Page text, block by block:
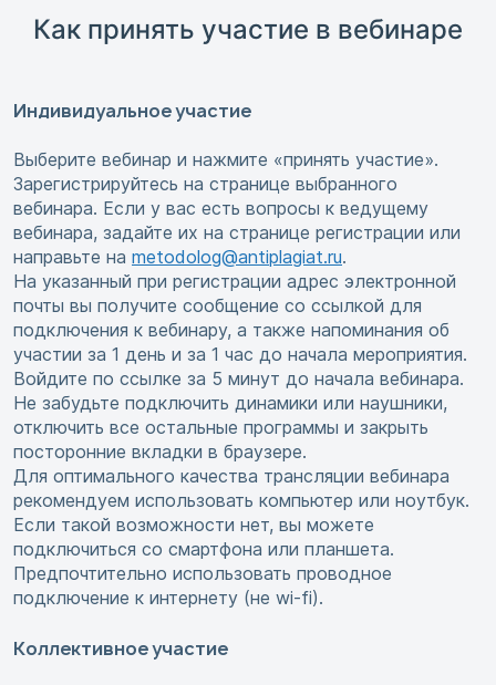
Как принять участие в вебинаре
Индивидуальное участие
Выберите вебинар и нажмите «принять участие».
Зарегистрируйтесь на странице выбранного
вебинара. Если у вас есть вопросы к ведущему
вебинара, задайте их на странице регистрации или
направьте на metodolog@antiplagiat.ru.
На указанный при регистрации адрес электронной
почты вы получите сообщение со ссылкой для
подключения к вебинару, а также напоминания об
участии за 1 день и за 1 час до начала мероприятия.
Войдите по ссылке за 5 минут до начала вебинара.
Не забудьте подключить динамики или наушники,
отключить все остальные программы и закрыть
посторонние вкладки в браузере.
Для оптимального качества трансляции вебинара
рекомендуем использовать компьютер или ноутбук.
Если такой возможности нет, вы можете
подключиться со смартфона или планшета.
Предпочтительно использовать проводное
подключение к интернету (не wi-fi).
Коллективное участие